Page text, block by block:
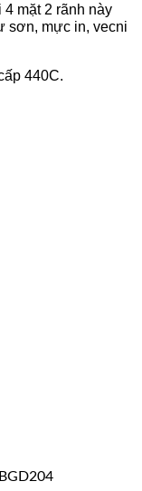
mặt 2 rãnh này
sơn, mực in, vecni
440C.